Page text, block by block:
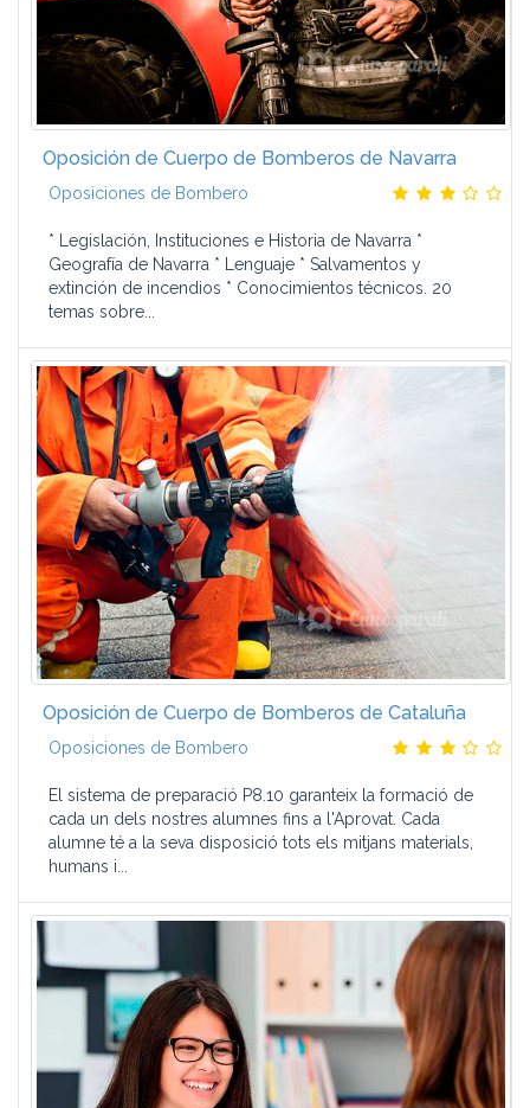
Oposición de Cuerpo de Bomberos de Navarra
Oposiciones de Bombero
* Legislación, Instituciones e Historia de Navarra *
Geografía de Navarra * Lenguaje * Salvamentos y
extinción de incendios * Conocimientos técnicos. 20
temas sobre...
Oposición de Cuerpo de Bomberos de Cataluña
Oposiciones de Bombero
El sistema de preparació P8.10 garanteix la formació de
cada un dels nostres alumnes fins a l'Aprovat. Cada
alumne té a la seva disposició tots els mitjans materials,
humans i...